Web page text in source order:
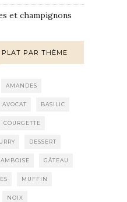
et champignons
PAR THÈME
AMANDES
AVOCAT BASILIC
COURGETTE
DESSERT
GÂTEAU
MUFFIN
NOIX